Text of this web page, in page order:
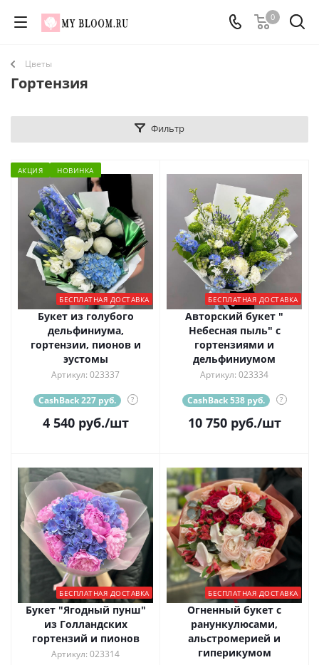
0
Цветы
Гортензия
Фильтр
АКЦИЯ НОВИНКА
БЕСПЛАТНАЯ ДОСТАВКА
Букет из голубого
дельфиниума,
гортензии, пионов и
эустомы
Артикул: 023337
CashBack 227 руб. ?
4 540руб./шт
БЕСПЛАТНАЯ ДОСТАВКА
Авторский букет "
Небесная пыль" с
гортензиями и
дельфиниумом
Артикул: 023334
CashBack 538 руб. ?
10 750руб./шт
БЕСПЛАТНАЯ ДОСТАВКА
Букет "Ягодный пунш"
из Голландских
гортензий и пионов
Артикул: 023314
БЕСПЛАТНАЯ ДОСТАВКА
Огненный букет с
ранункулюсами,
альстромерией и
гиперикумом